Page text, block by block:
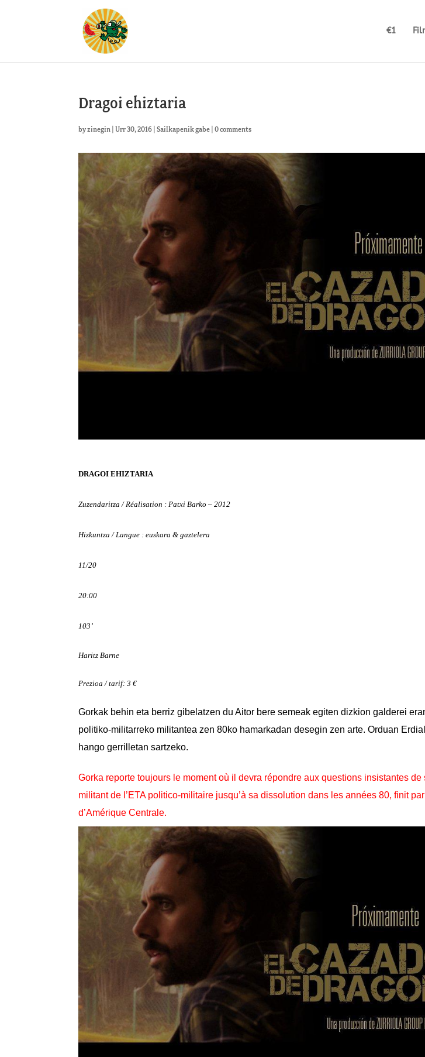
€1
Dragoi ehiztaria
byzinegin |Urr 30, 2016 |Sailkapenik gabe |0 comments
DRAGOI EHIZTARIA
Zuzendaritza / Réalisation : Patxi Barko – 2012
Hizkuntza / Langue : euskara & gaztelera
11/20
20:00
103’
Haritz Barne
Prezioa / tarif: 3 €
Gorkak behin eta berriz gibelatzen du Aitor bere semeak egiten dizkion galderei
politiko-militarreko militantea zen 80ko hamarkadan desegin zen arte. Orduan
hango gerrilletan sartzeko.
Gorka reporte toujours le moment où il devra répondre aux questions insistantes de
militant de l’ETA politico-militaire jusqu’à sa dissolution dans les années 80, finit
d’Amérique Centrale.